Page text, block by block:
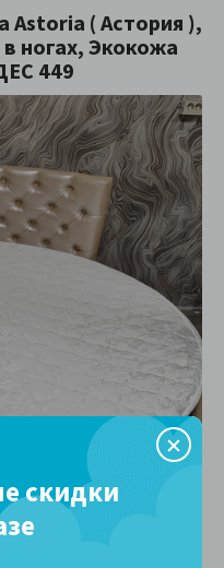
Astoria ( Астория ),
ногах, Экокожа
449
скидки